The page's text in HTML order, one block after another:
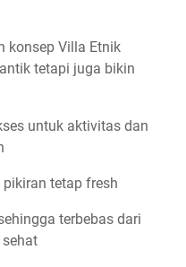
konsep Villa Etnik
tetapi juga bikin
untuk aktivitas dan
tetap fresh
terbebas dari